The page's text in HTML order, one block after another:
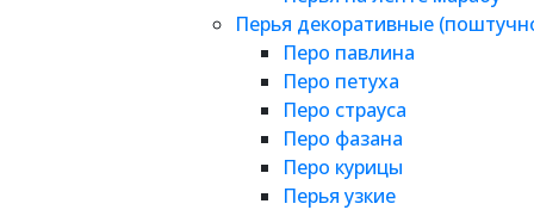
Перья декоративные
Перо павлина
Перо петуха
Перо страуса
Перо фазана
Перо курицы
Перья узкие